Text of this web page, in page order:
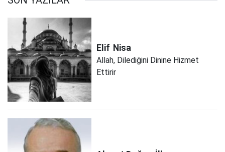
Elif Nisa
Allah, Dilediğini Dinine Hizmet
Ettirir